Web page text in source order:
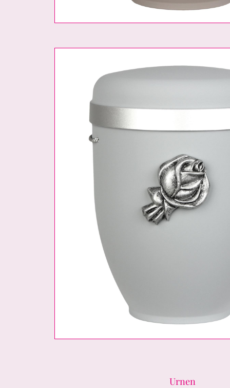
Urnen